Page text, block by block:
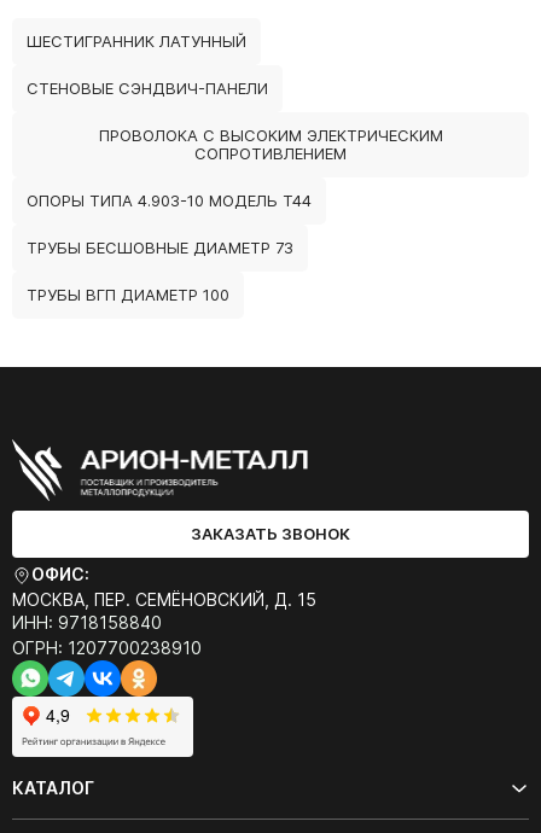
ШЕСТИГРАННИК ЛАТУННЫЙ
СТЕНОВЫЕ СЭНДВИЧ-ПАНЕЛИ
ПРОВОЛОКА С ВЫСОКИМ ЭЛЕКТРИЧЕСКИМ
СОПРОТИВЛЕНИЕМ
ОПОРЫ ТИПА 4.903-10 МОДЕЛЬ Т44
ТРУБЫ БЕСШОВНЫЕ ДИАМЕТР 73
ТРУБЫ ВГП ДИАМЕТР 100
ЗАКАЗАТЬ ЗВОНОК
ОФИС:
МОСКВА, ПЕР. СЕМЁНОВСКИЙ, Д. 15
ИНН: 9718158840
ОГРН: 1207700238910
КАТАЛОГ